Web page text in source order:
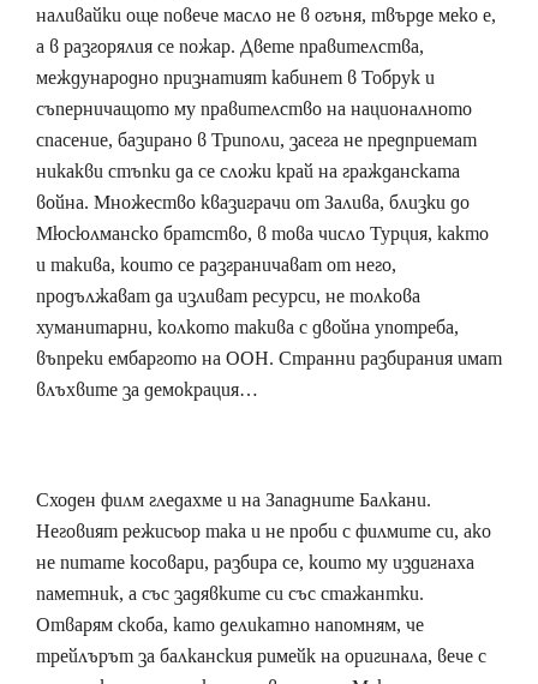
наливайки още повече масло не в огъня, твърде меко е,
а в разгорялия се пожар. Двете правителства,
международно признатият кабинет в Тобрук и
съперничащото му правителство на националното
спасение, базирано в Триполи, засега не предприемат
никакви стъпки да се сложи край на гражданската
война. Множество квазиграчи от Залива, близки до
Мюсюлманско братство, в това число Турция, както
и такива, които се разграничават от него,
продължават да изливат ресурси, не толкова
хуманитарни, колкото такива с двойна употреба,
въпреки ембаргото на ООН. Странни разбирания имат
влъхвите за демокрация…
Сходен филм гледахме и на Западните Балкани.
Неговият режисьор така и не проби с филмите си, ако
не питате косовари, разбира се, които му издигнаха
паметник, а със задявките си със стажантки.
Отварям скоба, като деликатно напомням, че
трейлърът за балканския римейк на оригинала, вече с